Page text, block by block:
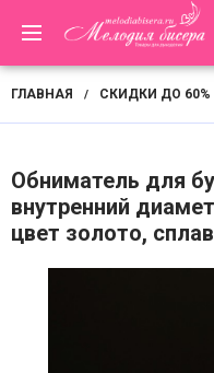
ГЛАВНАЯ / СКИДКИ ДО 60%
Обниматель для
внутренний
цвет золото,